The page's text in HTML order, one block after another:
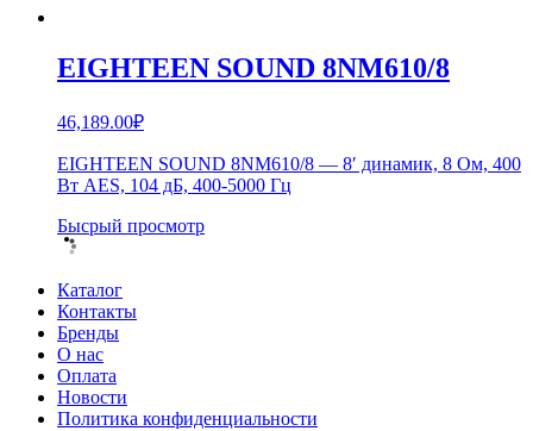
EIGHTEEN SOUND 8NM610/8
46,189.00₽
EIGHTEEN SOUND 8NM610/8 — 8′ динамик, 8 Ом, 400
Вт AES, 104 дБ, 400-5000 Гц
Бысрый просмотр
Каталог
Контакты
Бренды
О нас
Оплата
Новости
Политика конфиденциальности